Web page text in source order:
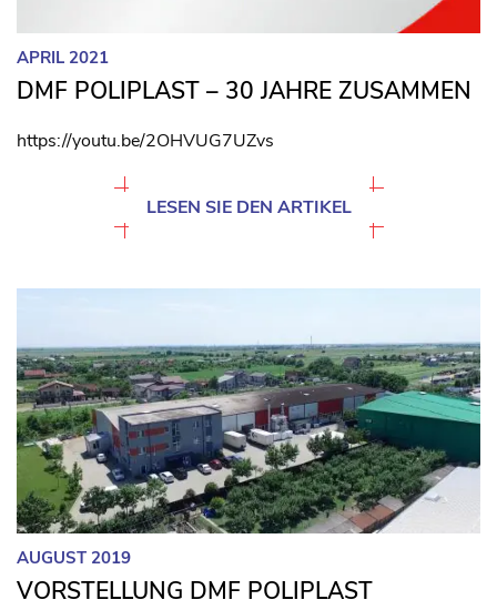
APRIL 2021
DMF POLIPLAST – 30 JAHRE ZUSAMMEN
https://youtu.be/2OHVUG7UZvs
LESEN SIE DEN ARTIKEL
AUGUST 2019
VORSTELLUNG DMF POLIPLAST